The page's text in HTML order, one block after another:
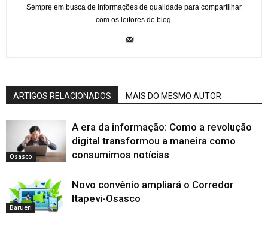
Sempre em busca de informações de qualidade para compartilhar
com os leitores do blog.
ARTIGOS RELACIONADOS MAIS DO MESMO AUTOR
Osasco
A era da informação: Como a revolução
digital transformou a maneira como
consumimos notícias
Barueri
Novo convênio ampliará o Corredor
Itapevi-Osasco